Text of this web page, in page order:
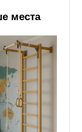
места